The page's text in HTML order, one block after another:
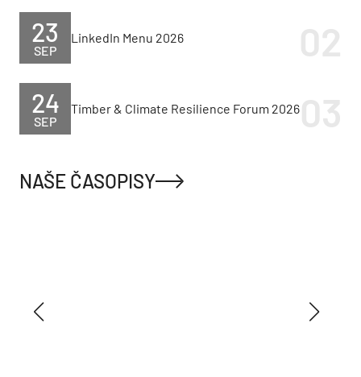
SEP
23 LinkedIn Menu 2026
SEP
24 Timber & Climate Resilience Forum 2026
NAŠE ČASOPISY